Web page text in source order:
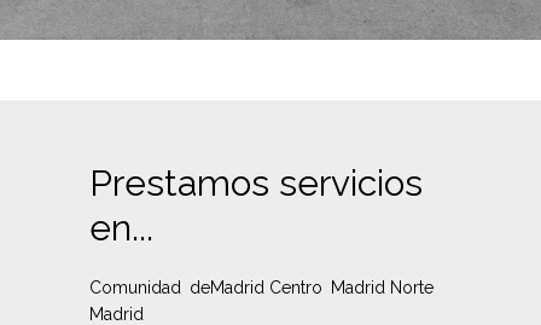
Prestamos servicios
en...
Comunidad de
Madrid
Madrid Centro Madrid Norte